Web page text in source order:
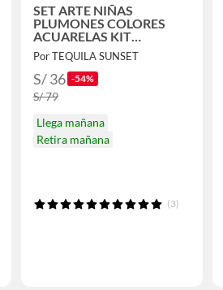
SET ARTE NIÑAS
PLUMONES COLORES
ACUARELAS KIT
ARTÍSTICO NIÑO
INFANTIL 208 PIEZAS
Por TEQUILA SUNSET
S/ 36 -54%
S/ 79
Llega mañana
Retira mañana
(3)